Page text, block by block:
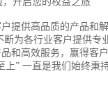
提供高品质的产品和
断为各行业客户提供专
和高效服务，赢得客
” 一直是我们始终秉